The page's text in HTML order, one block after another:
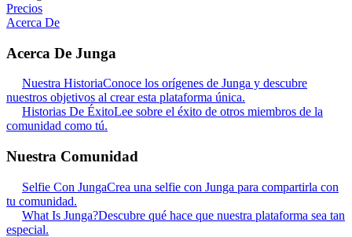
Precios
Acerca De
Acerca De Junga
Nuestra HistoriaConoce los orígenes de Junga y descubre
nuestros objetivos al crear esta plataforma única.
Historias De ÉxitoLee sobre el éxito de otros miembros de la
comunidad como tú.
Nuestra Comunidad
Selfie Con JungaCrea una selfie con Junga para compartirla con
tu comunidad.
What Is Junga?Descubre qué hace que nuestra plataforma sea tan
especial.